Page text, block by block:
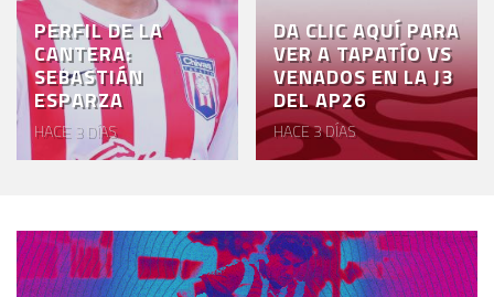
PERFIL DE LA
CANTERA:
SEBASTIÁN
ESPARZA
HACE 3 DÍAS
DA CLIC AQUÍ PARA
VER A TAPATÍO VS
VENADOS EN LA J3
DEL AP26
HACE 3 DÍAS